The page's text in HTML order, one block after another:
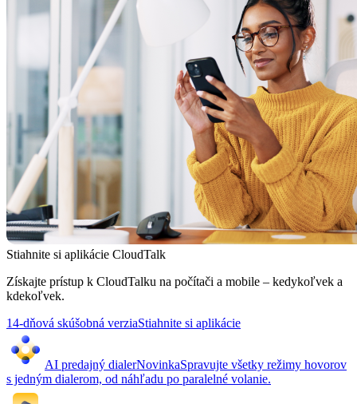
Stiahnite si aplikácie CloudTalk
Získajte prístup k CloudTalku na počítači a mobile – kedykoľvek a
kdekoľvek.
14-dňová skúšobná verziaStiahnite si aplikácie
AI predajný dialerNovinkaSpravujte všetky režimy hovorov
s jedným dialerom, od náhľadu po paralelné volanie.